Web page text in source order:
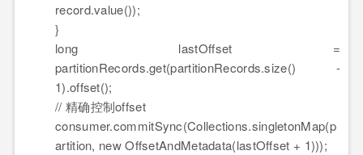
record.value());
}
long lastOffset =
partitionRecords.get(partitionRecords.size() -
1).offset();
// 精确控制offset
consumer.commitSync(Collections.singletonMap(p
artition, newOffsetAndMetadata(lastOffset + 1)));